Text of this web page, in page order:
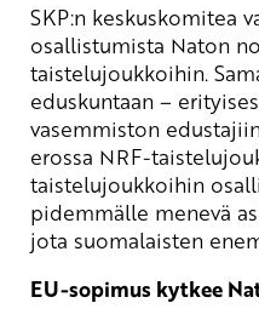
SKP:n keskuskomitea
osallistumista Naton
taistelujoukkoihin.
eduskuntaan –
vasemmiston
erossa NRF-
taistelujoukkoihin
pidemmälle menevä
jota suomalaisten
EU-sopimus kytkee